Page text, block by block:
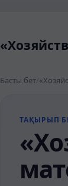
Басты бет/
ТАҚЫРЫП